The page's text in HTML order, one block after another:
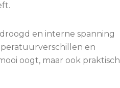
en interne spanning
en
oogt, maar ook praktisch